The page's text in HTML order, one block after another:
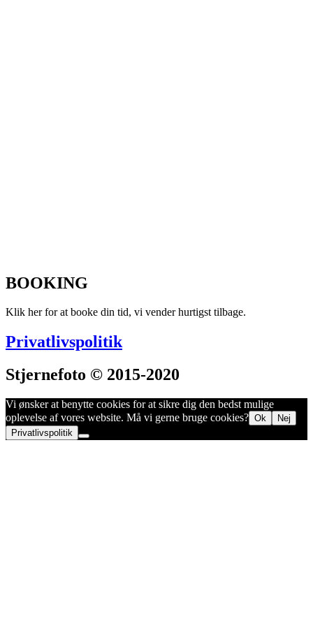
BOOKING
Klik her for at booke din tid, vi vender hurtigst tilbage.
Privatlivspolitik
Stjernefoto © 2015-2020
Vi ønsker at benytte cookies for at sikre dig den bedst mulige
oplevelse af vores website. Må vi gerne bruge cookies? Ok
Nej
Privatlivspolitik